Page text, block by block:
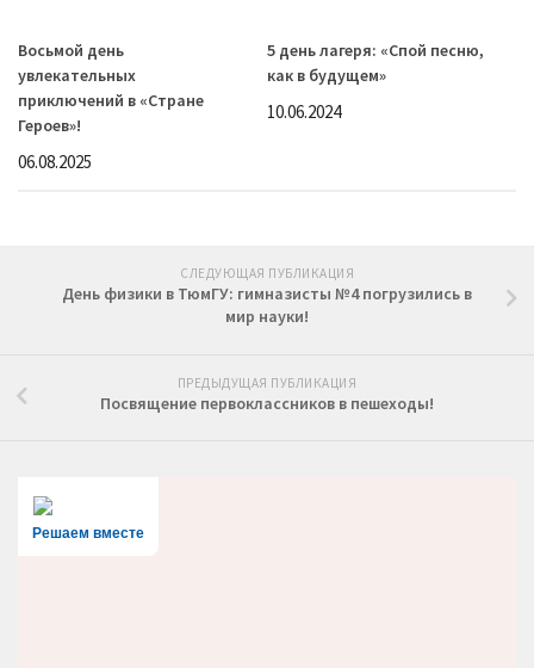
Восьмой день
увлекательных
приключений в «Стране
Героев»!
06.08.2025
5 день лагеря: «Спой песню,
как в будущем»
10.06.2024
СЛЕДУЮЩАЯ ПУБЛИКАЦИЯ
День физики в ТюмГУ: гимназисты №4 погрузились в
мир науки!
ПРЕДЫДУЩАЯ ПУБЛИКАЦИЯ
Посвящение первоклассников в пешеходы!
Решаем вместе